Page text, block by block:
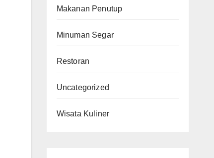
Makanan Penutup
Minuman Segar
Restoran
Uncategorized
Wisata Kuliner